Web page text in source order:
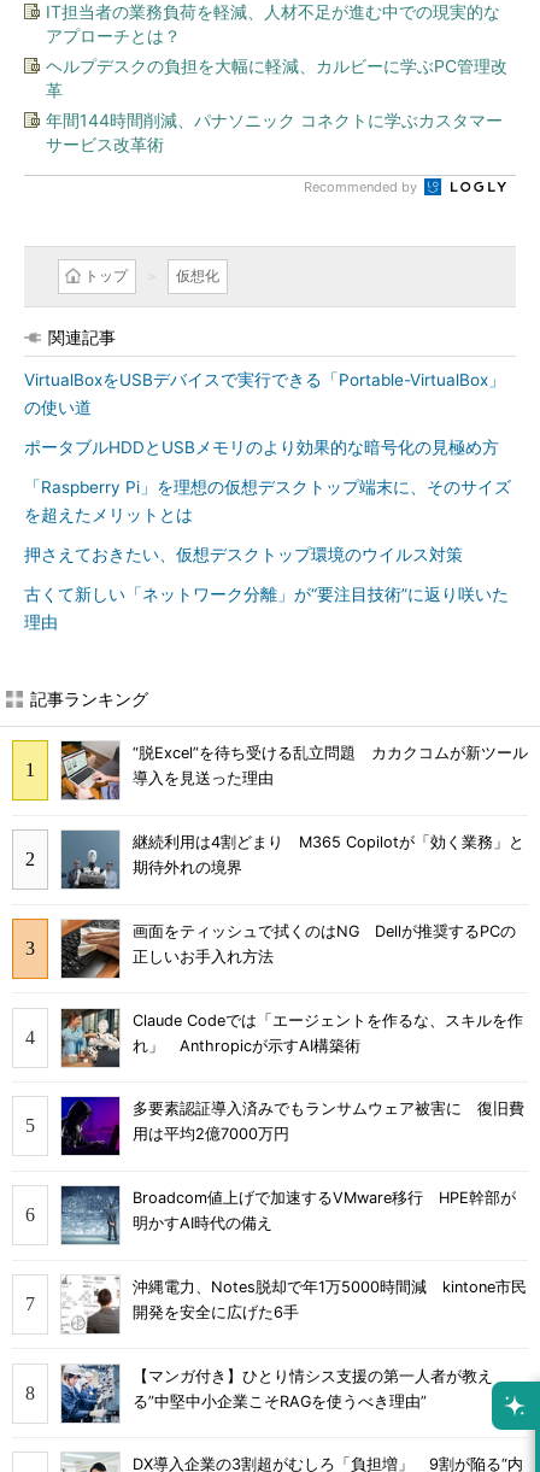
IT担当者の業務負荷を軽減、人材不足が進む中での現実的な
アプローチとは？
ヘルプデスクの負担を大幅に軽減、カルビーに学ぶPC管理改
革
年間144時間削減、パナソニック コネクトに学ぶカスタマー
サービス改革術
Recommended by
トップ 仮想化
関連記事
VirtualBoxをUSBデバイスで実行できる「Portable-VirtualBox」
の使い道
ポータブルHDDとUSBメモリのより効果的な暗号化の見極め方
「Raspberry Pi」を理想の仮想デスクトップ端末に、そのサイズ
を超えたメリットとは
押さえておきたい、仮想デスクトップ環境のウイルス対策
古くて新しい「ネットワーク分離」が“要注目技術”に返り咲いた
理由
記事ランキング
“脱Excel”を待ち受ける乱立問題 カカクコムが新ツール
導入を見送った理由
継続利用は4割どまり M365 Copilotが「効く業務」と
期待外れの境界
画面をティッシュで拭くのはNG Dellが推奨するPCの
正しいお手入れ方法
Claude Codeでは「エージェントを作るな、スキルを作
れ」 Anthropicが示すAI構築術
多要素認証導入済みでもランサムウェア被害に 復旧費
用は平均2億7000万円
Broadcom値上げで加速するVMware移行 HPE幹部が
明かすAI時代の備え
沖縄電力、Notes脱却で年1万5000時間減 kintone市民
開発を安全に広げた6手
【マンガ付き】ひとり情シス支援の第一人者が教え
る”中堅中小企業こそRAGを使うべき理由”
DX導入企業の3割超がむしろ「負担増」 9割が陥る“内